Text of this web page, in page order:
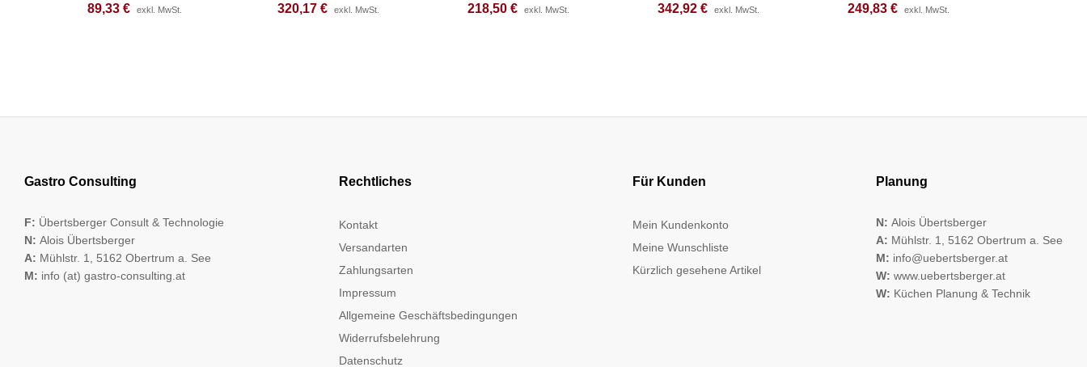
89,33 € exkl. MwSt.
89,33 € exkl. MwSt. 320,17 € exkl. MwSt.
320,17 € exkl. MwSt. 218,50 € exkl. MwSt.
218,50 € exkl. MwSt. 342,92 € exkl. MwSt.
342,92 € exkl. MwSt. 249,83 € exkl. MwSt.
249,83 € exkl. MwSt.
Gastro Consulting
F: Übertsberger Consult & Technologie
N: Alois Übertsberger
A: Mühlstr. 1, 5162 Obertrum a. See
M: info (at) gastro-consulting.at
Rechtliches
Kontakt
Versandarten
Zahlungsarten
Impressum
Allgemeine Geschäftsbedingungen
Widerrufsbelehrung
Datenschutz
Für Kunden
Mein Kundenkonto
Meine Wunschliste
Kürzlich gesehene Artikel
Planung
N: Alois Übertsberger
A: Mühlstr. 1, 5162 Obertrum a. See
M: info@uebertsberger.at
W: www.uebertsberger.at
W: Küchen Planung & Technik